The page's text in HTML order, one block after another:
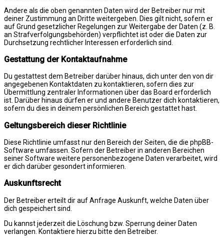
Andere als die oben genannten Daten wird der Betreiber nur mit
deiner Zustimmung an Dritte weitergeben. Dies gilt nicht, sofern er
auf Grund gesetzlicher Regelungen zur Weitergabe der Daten (z. B.
an Strafverfolgungsbehörden) verpflichtet ist oder die Daten zur
Durchsetzung rechtlicher Interessen erforderlich sind.
Gestattung der Kontaktaufnahme
Du gestattest dem Betreiber darüber hinaus, dich unter den von dir
angegebenen Kontaktdaten zu kontaktieren, sofern dies zur
Übermittlung zentraler Informationen über das Board erforderlich
ist. Darüber hinaus dürfen er und andere Benutzer dich kontaktieren,
sofern du dies in deinem persönlichen Bereich gestattet hast.
Geltungsbereich dieser Richtlinie
Diese Richtlinie umfasst nur den Bereich der Seiten, die die phpBB-
Software umfassen. Sofern der Betreiber in anderen Bereichen
seiner Software weitere personenbezogene Daten verarbeitet, wird
er dich darüber gesondert informieren.
Auskunftsrecht
Der Betreiber erteilt dir auf Anfrage Auskunft, welche Daten über
dich gespeichert sind.
Du kannst jederzeit die Löschung bzw. Sperrung deiner Daten
verlangen. Kontaktiere hierzu bitte den Betreiber.